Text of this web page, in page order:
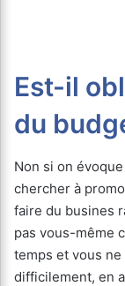
Est-il
du
Non si on
chercher à
faire du busines
pas vous-même
temps et vous
difficilement, en